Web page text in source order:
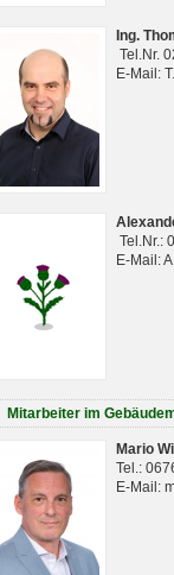
Ing.
Tel.Nr.
E-Mail:
Tel.Nr.:
E-Mail:
Mitarbeiter im
Mario
Tel.:
E-Mail: